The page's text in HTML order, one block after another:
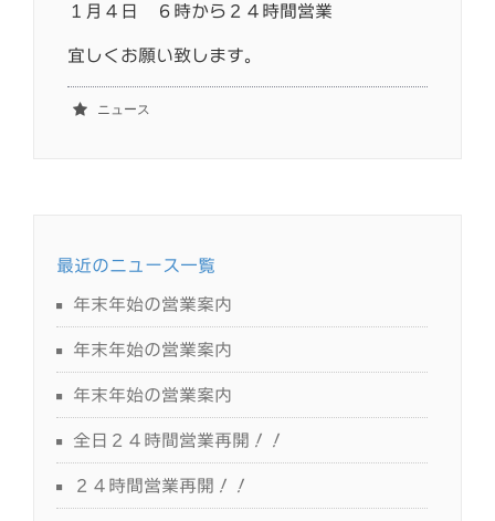
１月４日 ６時から２４時間営業
宜しくお願い致します。
ニュース
最近のニュース一覧
年末年始の営業案内
年末年始の営業案内
年末年始の営業案内
全日２４時間営業再開！！
２４時間営業再開！！